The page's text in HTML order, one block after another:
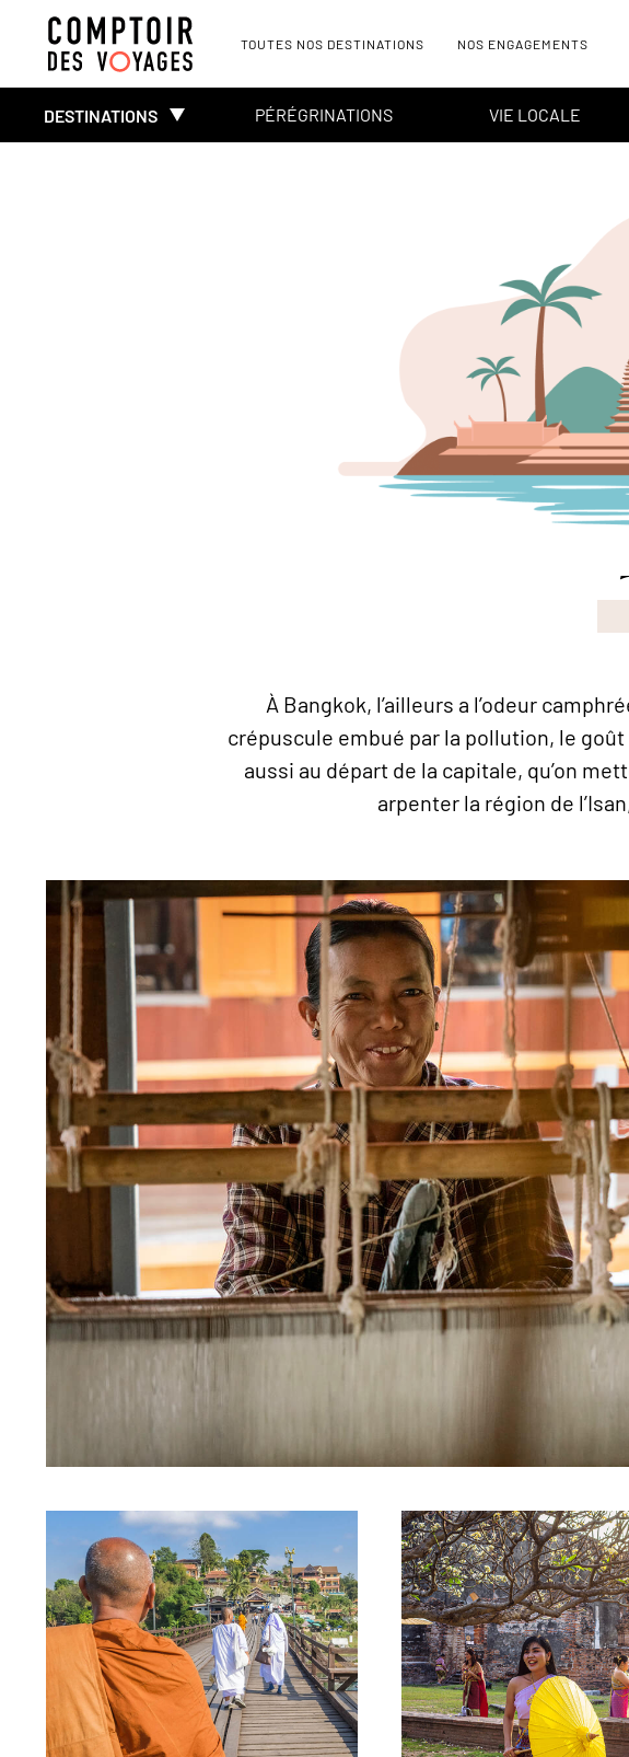
TOUTES NOS DESTINATIONS NOS ENGAGEMENTS
DESTINATIONS PÉRÉGRINATIONS VIE LOCALE
À Bangkok, l’ailleurs a l’odeur
crépuscule embué par la pollution, le
aussi au départ de la capitale, qu’on
arpenter la région de
© Robert Harding/Hemis
© Franck Guiziou/Hemis © Franck Guiziou/hemis